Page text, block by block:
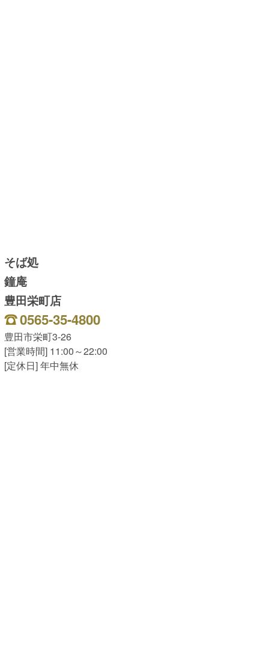
そば処
鐘庵
豊田栄町店
0565-35-4800
豊田市栄町3-26
[営業時間] 11:00～22:00
[定休日] 年中無休